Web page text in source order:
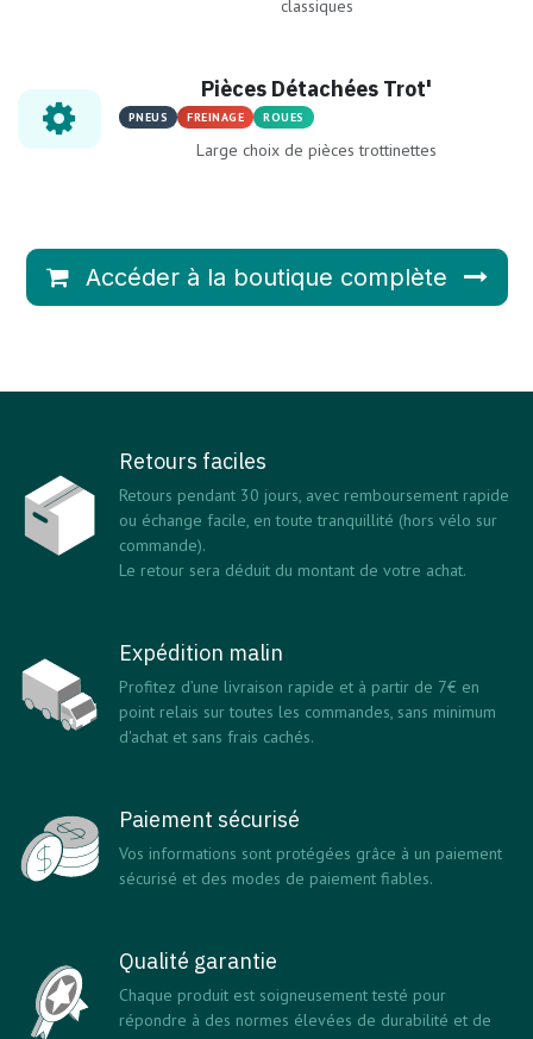
classiques
Pièces Détachées Trot'
PNEUS FREINAGE ROUES
Large choix de pièces trottinettes
Accéder à la boutique complète
Retours faciles
Retours pendant 30 jours, avec remboursement rapide
ou échange facile, en toute tranquillité (hors vélo sur
commande).
Le retour sera déduit du montant de votre achat.
Expédition malin
Profitez d’une livraison rapide et à partir de 7€ en
point relais sur toutes les commandes, sans minimum
d'achat et sans frais cachés.
Paiement sécurisé
Vos informations sont protégées grâce à un paiement
sécurisé et des modes de paiement fiables.
Qualité garantie
Chaque produit est soigneusement testé pour
répondre à des normes élevées de durabilité et de